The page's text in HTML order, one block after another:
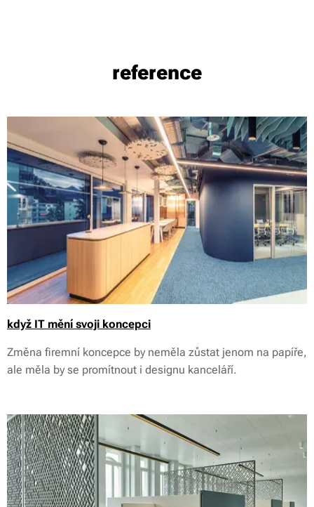
reference
když IT mění svoji koncepci
Změna firemní koncepce by neměla zůstat jenom na papíře,
ale měla by se promítnout i designu kanceláří.